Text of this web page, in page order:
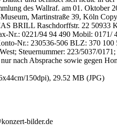
des Wallraf. am 01. Oktober
Martinstraße 39, Köln
BRILL Raschdorffstr. 22 50933
Nr.: 0221/94 94 490 Mobil: 0171/
Nr.: 230536-506 BLZ: 370 100
Steuernummer: 223/5037/
nach Absprache sowie gegen
150dpi), 29.52 MB (JPG)
bilder.de